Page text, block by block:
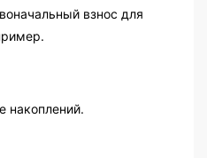
взнос для
накоплений.